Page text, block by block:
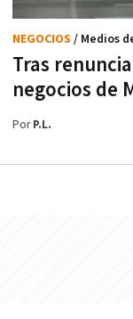
Tras
negocios de
NEGOCIOS / Medios
PorP.L.